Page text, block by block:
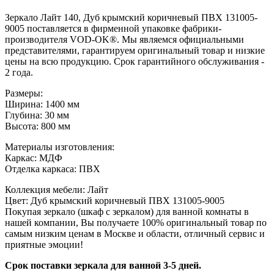
Зеркало Лайт 140, Дуб крымский коричневый ПВХ 131005-
9005 поставляется в фирменной упаковке фабрики-
производителя VOD-OK®. Мы являемся официальными
представителями, гарантируем оригинальный товар и низкие
цены на всю продукцию. Срок гарантийного обслуживания -
2 года.
Размеры:
Ширина: 1400 мм
Глубина: 30 мм
Высота: 800 мм
Материалы изготовления:
Каркас: МДФ
Отделка каркаса: ПВХ
Коллекция мебели: Лайт
Цвет: Дуб крымский коричневый ПВХ 131005-9005
Покупая зеркало (шкаф с зеркалом) для ванной комнаты в
нашей компании, Вы получаете 100% оригинальный товар по
самым низким ценам в Москве и области, отличный сервис и
приятные эмоции!
Срок поставки зеркала для ванной 3-5 дней.